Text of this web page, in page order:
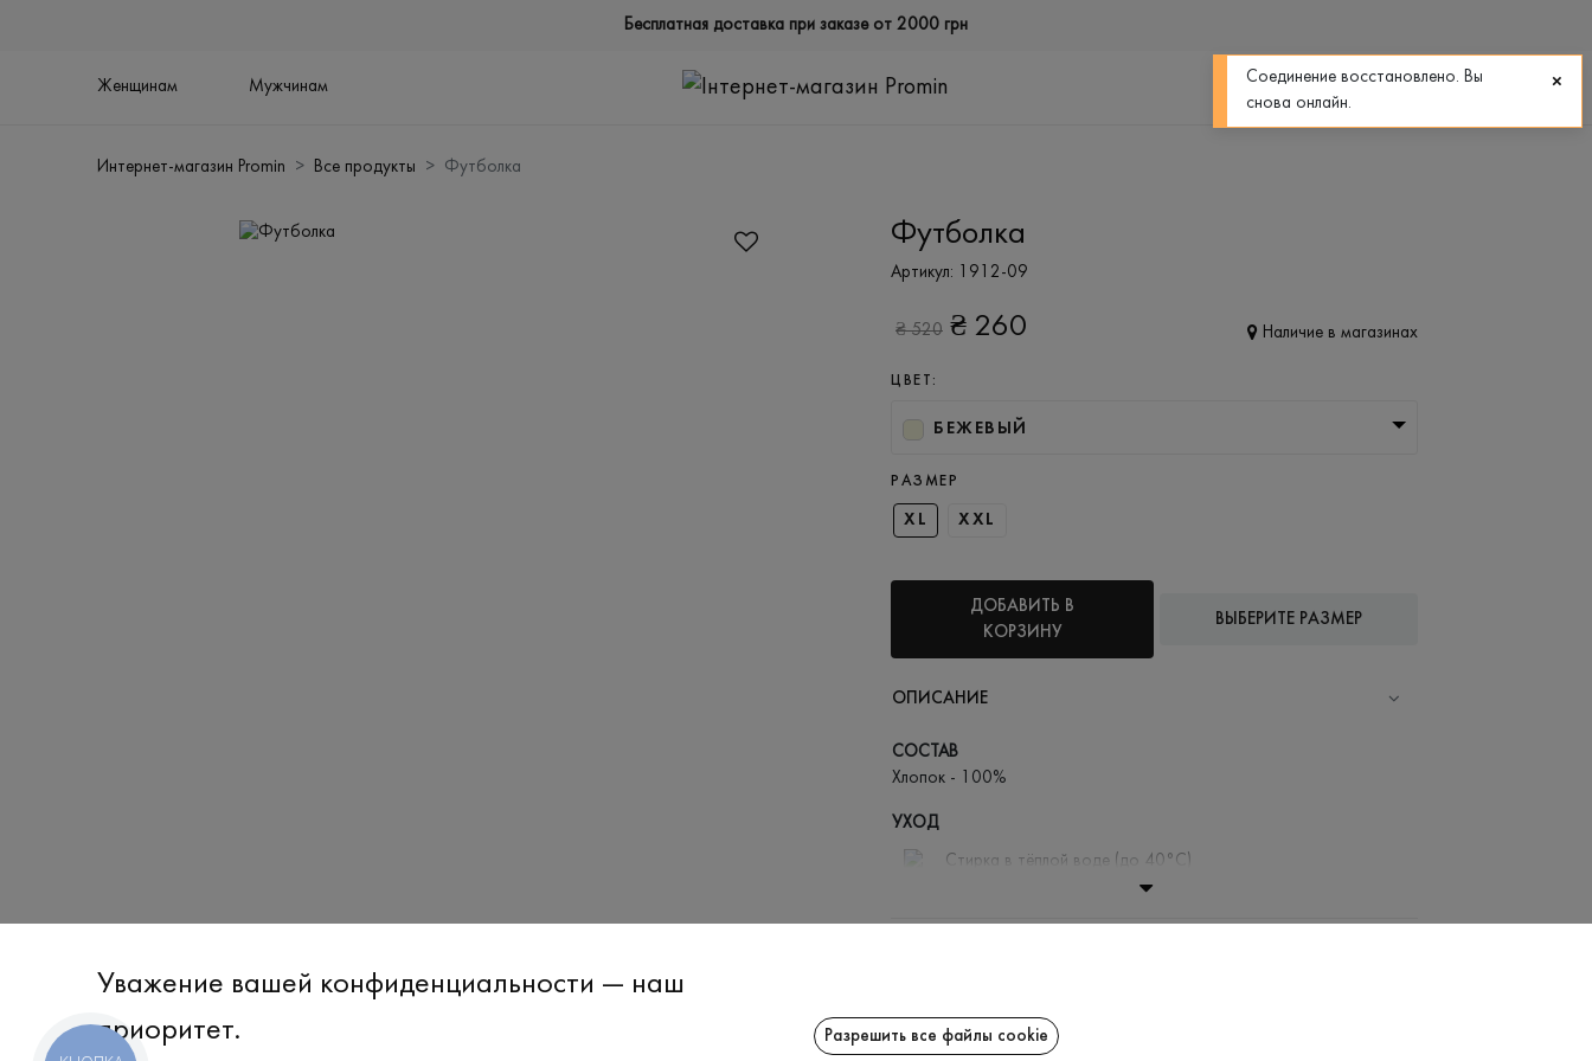
Бесплатная доставка при заказе от 2000 грн
Женщинам Мужчинам
0
Интернет-магазин Promin Все продукты Футболка
Футболка
Артикул: 1912-09
₴520 ₴ 260 Наличие в магазинах
ЦВЕТ:
БЕЖЕВЫЙ
РАЗМЕР
XL XXL
ДОБАВИТЬ В
КОРЗИНУ
ВЫБЕРИТЕ РАЗМЕР
ОПИСАНИЕ
СОСТАВ
Хлопок - 100%
УХОД
Стирка в тёплой воде (до 40°С)
Уважение вашей конфиденциальности — наш
приоритет.
Разрешить все файлы cookie
Соединение восстановлено. Вы
снова онлайн.